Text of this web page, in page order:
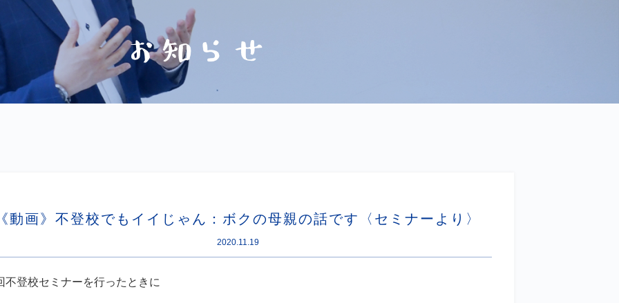
動画》不登校でもイイじゃん：ボクの母親の話です〈セミナーより〉
2020.11.19
不登校セミナーを行ったときに